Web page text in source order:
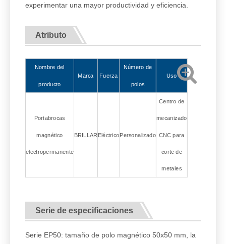
experimentar una mayor productividad y eficiencia.
Atributo
Nombre del
producto
Marca Fuerza
Número de
polos
Uso
Portabrocas
magnético
electropermanente
BRILLAR EléctricoPersonalizado
Centro de
mecanizado
CNC para
corte de
metales
Serie de especificaciones
Serie EP50: tamaño de polo magnético 50x50 mm, la